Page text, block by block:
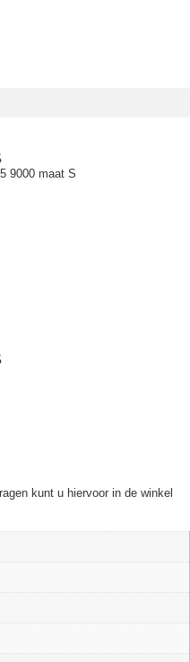
9000 maat S
kunt u hiervoor in de winkel